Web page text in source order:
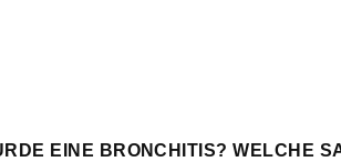
EINE BRONCHITIS? WELCHE